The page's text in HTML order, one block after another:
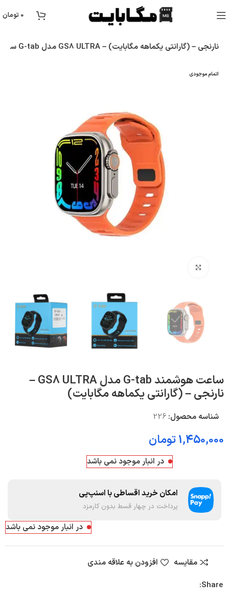
0 تومان
ساعت هوشمند G-tab مدل GS8 ULTRA – نارنجی – (گارانتی یکماهه مگابایت)
اتمام موجودی
ساعت هوشمند G-tab مدل GS8 ULTRA –
نارنجی – (گارانتی یکماهه مگابایت)
شناسه محصول:226
1,450,000تومان
در انبار موجود نمی باشد
امکان خرید اقساطی با اسنپ‌پی
پرداخت در چهار قسط بدون کارمزد
در انبار موجود نمی باشد
مقایسه
افزودن به علاقه مندی
Share: